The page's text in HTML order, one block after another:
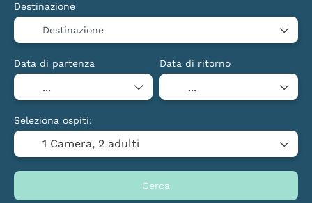
Destinazione
Destinazione
Data di partenza Data di ritorno
Seleziona ospiti:
1 Camera, 2 adulti
Cerca